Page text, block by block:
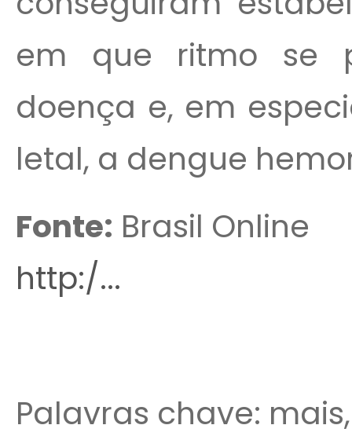
em que ritmo se
doença e, em
letal, a dengue
Fonte: Brasil Online
http:/...
Palavras chave: